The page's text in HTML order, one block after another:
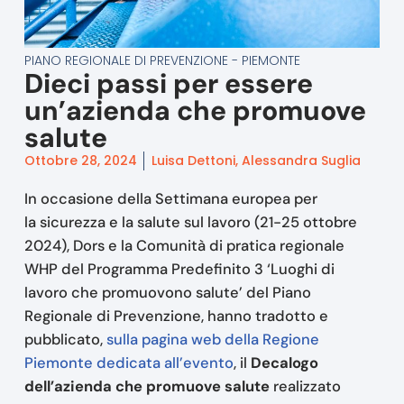
PIANO REGIONALE DI PREVENZIONE - PIEMONTE
Dieci passi per essere
un’azienda che promuove
salute
Ottobre 28, 2024 Luisa Dettoni, Alessandra Suglia
In occasione della Settimana europea per
la sicurezza e la salute sul lavoro (21-25 ottobre
2024), Dors e la Comunità di pratica regionale
WHP del Programma Predefinito 3 ‘Luoghi di
lavoro che promuovono salute’ del Piano
Regionale di Prevenzione, hanno tradotto e
pubblicato,sulla pagina web della Regione
Piemonte dedicata all’evento, il Decalogo
dell’azienda che promuove saluterealizzato